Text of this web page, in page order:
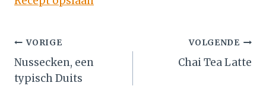
Bericht
navigatie
VORIGE
Nussecken, een
typisch Duits
VOLGENDE
Chai Tea Latte